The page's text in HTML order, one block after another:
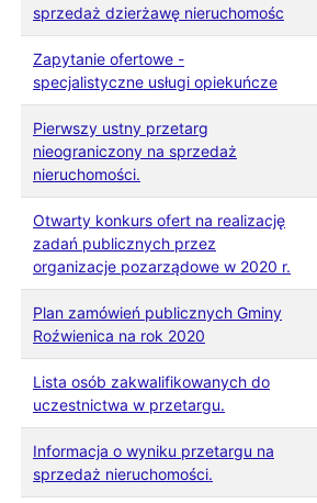
sprzedaż dzierżawę nieruchomośc
Zapytanie ofertowe -
specjalistyczne usługi opiekuńcze
Pierwszy ustny przetarg
nieograniczony na sprzedaż
nieruchomości.
Otwarty konkurs ofert na realizację
zadań publicznych przez
organizacje pozarządowe w 2020 r.
Plan zamówień publicznych Gminy
Roźwienica na rok 2020
Lista osób zakwalifikowanych do
uczestnictwa w przetargu.
Informacja o wyniku przetargu na
sprzedaż nieruchomości.